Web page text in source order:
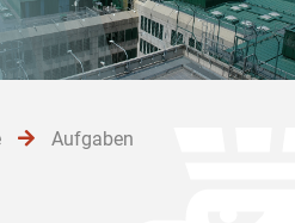
Aufgaben